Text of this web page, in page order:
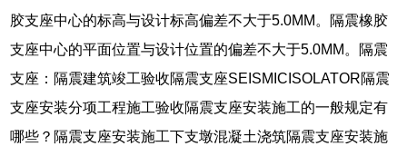
胶支座中心的标高与设计标高偏差不大于5.0MM。隔震橡胶
支座中心的平面位置与设计位置的偏差不大于5.0MM。隔震
支座：隔震建筑竣工验收隔震支座SEISMICISOLATOR隔震
支座安装分项工程施工验收隔震支座安装施工的一般规定有
哪些？隔震支座安装施工下支墩混凝土浇筑隔震支座安装施